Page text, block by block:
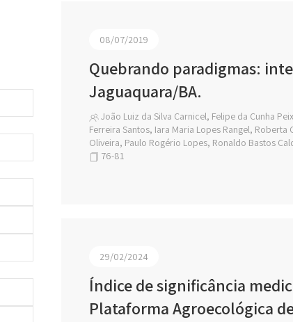
08/07/2019
Quebrando paradigmas:
Jaguaquara/BA.
João Luiz da Silva Carnicel, Felipe da Cunha
Ferreira Santos, Iara Maria Lopes Rangel,
Oliveira, Paulo Rogério Lopes, Ronaldo Bastos
76-81
29/02/2024
Índice de significância
Plataforma Agroecológica